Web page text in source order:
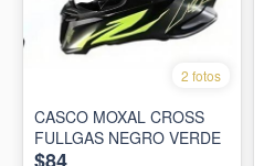
2 fotos
CASCO MOXAL CROSS
FULLGAS NEGRO VERDE